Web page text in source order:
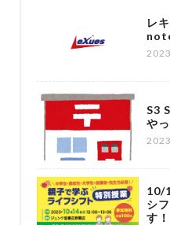
レ
S3
や
10/
シ
す！